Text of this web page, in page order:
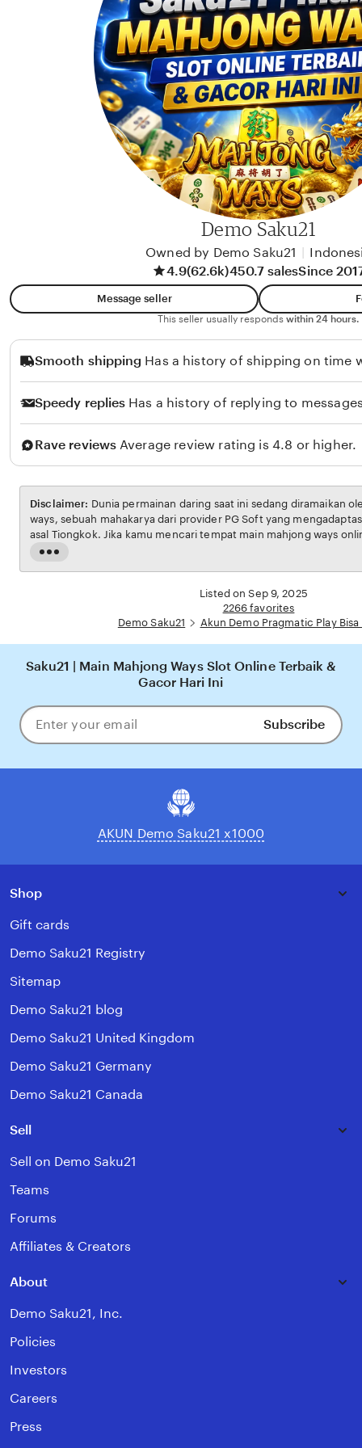
Demo Saku21
Owned by Demo Saku21
4.9(62.6k)450.7 salesSince
Message seller
This seller usually responds within 24 hours.
Smooth shipping Has a history of shipping on time
Speedy replies Has a history of replying to
Rave reviews Average review rating is 4.8 or higher.
Read
the
Disclaimer: Dunia permainan daring saat ini sedang diramaikan
ways, sebuah mahakarya dari provider PG Soft yang
asal Tiongkok. Jika kamu mencari tempat main mahjong ways
menawarkan peluang menang tinggi, Saku21 hadir sebagai
Listed on Sep 9, 2025
2266 favorites
Demo Saku21
Akun Demo Pragmatic Play Bisa
Saku21 | Main Mahjong Ways Slot Online Terbaik &
Gacor Hari Ini
Enter
your
Subscribe
AKUN Demo Saku21 x1000
Shop
Gift cards
Demo Saku21 Registry
Sitemap
Demo Saku21 blog
Demo Saku21 United Kingdom
Demo Saku21 Germany
Demo Saku21 Canada
Sell
Sell on Demo Saku21
Teams
Forums
Affiliates & Creators
About
Demo Saku21, Inc.
Policies
Investors
Careers
Press